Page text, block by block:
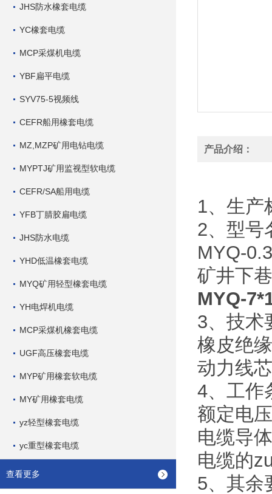
JHS防水橡套电缆
YC橡套电缆
MCP采煤机电缆
YBF扁平电缆
SYV75-5视频线
CEFR船用橡套电缆
MZ,MZP矿用电钻电缆
MYPTJ矿用监视型软电缆
CEFR/SA船用电缆
YFB丁腈胶扁电缆
JHS防水电缆
YHD低温橡套电缆
MYQ矿用轻型橡套电缆
YH电焊机电缆
MCP采煤机橡套电缆
UGF高压橡套电缆
MYP矿用橡套软电缆
MY矿用橡套电缆
yz轻型橡套电缆
yc重型橡套电缆
查看更多
产品介绍：
1、生产
2、型号
MYQ-
矿井下
MYQ-
3、技术
橡皮绝
动力线
4、工作
额定电
电缆导
电缆的
5、其余